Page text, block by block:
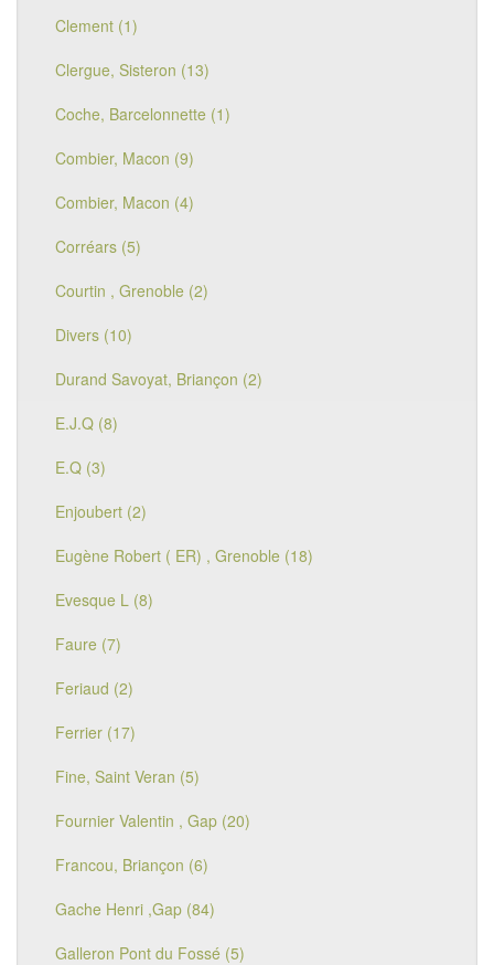
Clement (1)
Clergue, Sisteron (13)
Coche, Barcelonnette (1)
Combier, Macon (9)
Combier, Macon (4)
Corréars (5)
Courtin , Grenoble (2)
Divers (10)
Durand Savoyat, Briançon (2)
E.J.Q (8)
E.Q (3)
Enjoubert (2)
Eugène Robert ( ER) , Grenoble (18)
Evesque L (8)
Faure (7)
Feriaud (2)
Ferrier (17)
Fine, Saint Veran (5)
Fournier Valentin , Gap (20)
Francou, Briançon (6)
Gache Henri ,Gap (84)
Galleron Pont du Fossé (5)